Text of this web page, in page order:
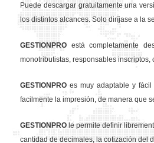
Puede descargar gratuitamente una
los distintos alcances. Solo diríjase a la
GESTION PRO está completamente
monotributistas, responsables
GESTION PRO es muy adaptable y fácil
facilmente la impresión, de manera que
GESTION PRO le permite definir
cantidad de decimales, la cotización del